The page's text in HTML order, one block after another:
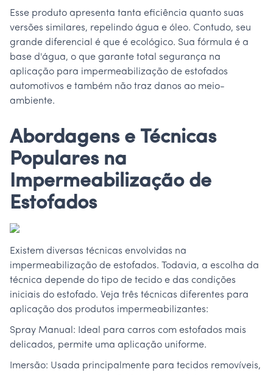
Esse produto apresenta tanta eficiência quanto suas
versões similares, repelindo água e óleo. Contudo, seu
grande diferencial é que é ecológico. Sua fórmula é a
base d'água, o que garante total segurança na
aplicação para impermeabilização de estofados
automotivos e também não traz danos ao meio-
ambiente.
Abordagens e Técnicas
Populares na
Impermeabilização de
Estofados
Existem diversas técnicas envolvidas na
impermeabilização de estofados. Todavia, a escolha da
técnica depende do tipo de tecido e das condições
iniciais do estofado. Veja três técnicas diferentes para
aplicação dos produtos impermeabilizantes:
Spray Manual: Ideal para carros com estofados mais
delicados, permite uma aplicação uniforme.
Imersão: Usada principalmente para tecidos removíveis,